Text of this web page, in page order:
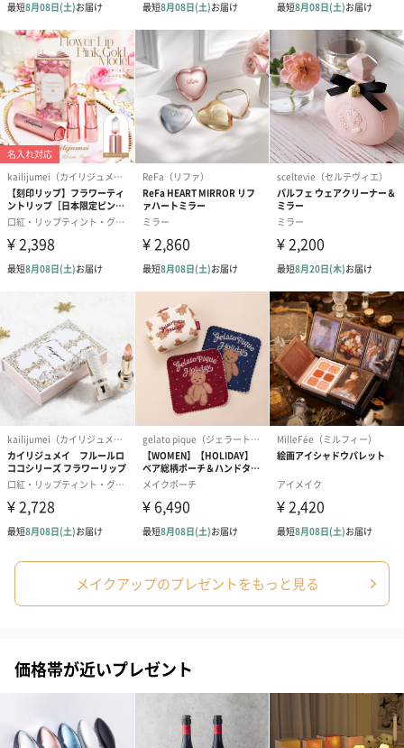
コットン巾着 【誕生
日】（グレー）M（550
円）
コットン巾着 【誕生
日】（スモーキーピン
ク）M（550円）
コットン巾着
とう】 M（
のしカード
商品の形質上、のしを直接添付できない商品にのし風のカードを
同梱します。
※のし下はご記入いただけません。
※カードのデザインは一部変更する場合があります。
結婚祝い（御結婚御
祝）（110円）
出産祝い（御出産御
祝）（110円）
内祝い_蝶結
（110円）
結婚祝いちょい足しギフト
結婚祝いギフトへの＋αにおすすめです。新生活を彩るギフトオプ
メイクアップのプレゼントをもっと見る
価格帯が近いプレゼント